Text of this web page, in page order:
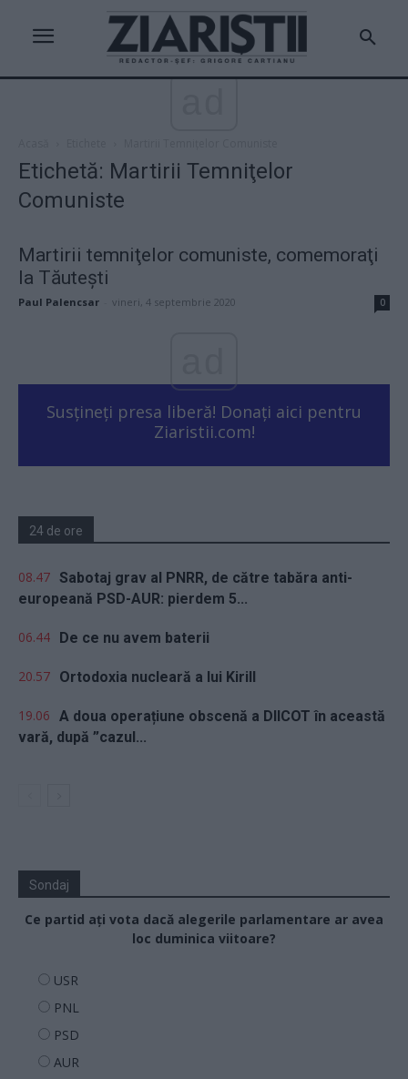
Etichetă: Martirii Temniţelor
Comuniste
Martirii temniţelor comuniste, comemoraţi
la Tăuteşti
Paul Palencsar vineri, 4 septembrie 2020 0
Susțineți presa liberă! Donați aici pentru
Ziaristii.com!
24 de ore
08.47 Sabotaj grav al PNRR, de către tabăra anti-
europeană PSD-AUR: pierdem 5...
06.44 De ce nu avem baterii
20.57 Ortodoxia nucleară a lui Kirill
19.06 A doua operațiune obscenă a DIICOT în această
vară, după ”cazul...
Sondaj
Ce partid ați vota dacă alegerile parlamentare ar avea
loc duminica viitoare?
USR
PNL
PSD
AUR